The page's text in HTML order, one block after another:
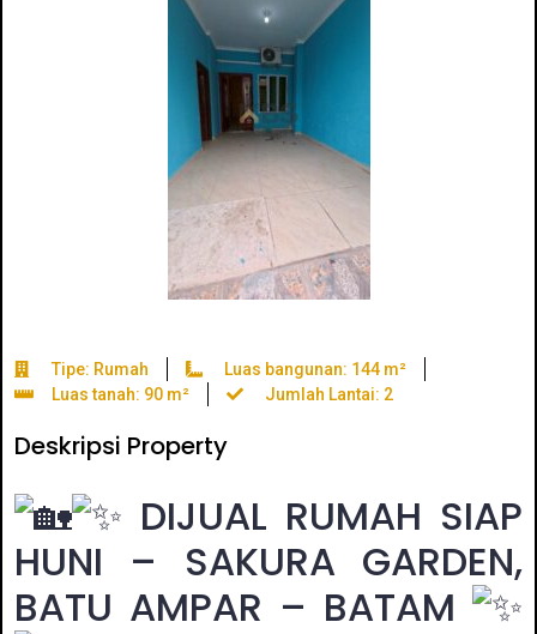
Tipe: Rumah
Luas bangunan: 144 m²
Luas tanah: 90 m²
Jumlah Lantai: 2
Deskripsi Property
DIJUAL RUMAH SIAP
HUNI – SAKURA GARDEN,
BATU AMPAR – BATAM